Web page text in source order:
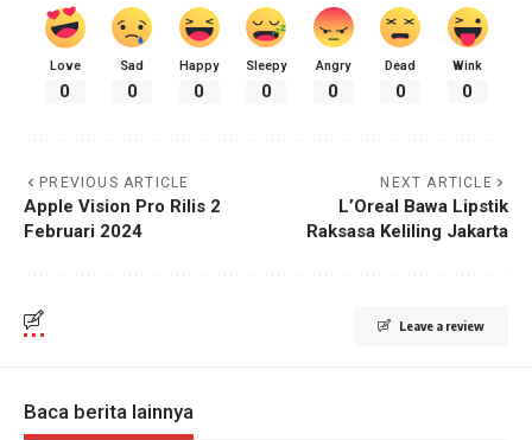
Love
0
Sad
0
Happy
0
Sleepy
0
Angry
0
Dead
0
Wink
0
PREVIOUS ARTICLE
Apple Vision Pro Rilis 2
Februari 2024
NEXT ARTICLE
L’Oreal Bawa Lipstik
Raksasa Keliling Jakarta
Leave a review
Baca berita lainnya